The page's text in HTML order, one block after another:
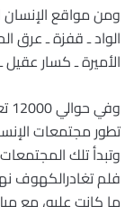
ومن مواقع
الواد ـ قفزة ـ عرق
الأميرة ـ كسار عقيل
تطور مجتمعات
وتبدأ تلك
فلم تغادرالكهوف